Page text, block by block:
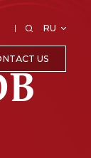
RU
US